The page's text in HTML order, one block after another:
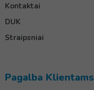
Kontaktai
DUK
Straipsniai
Pagalba Klientams